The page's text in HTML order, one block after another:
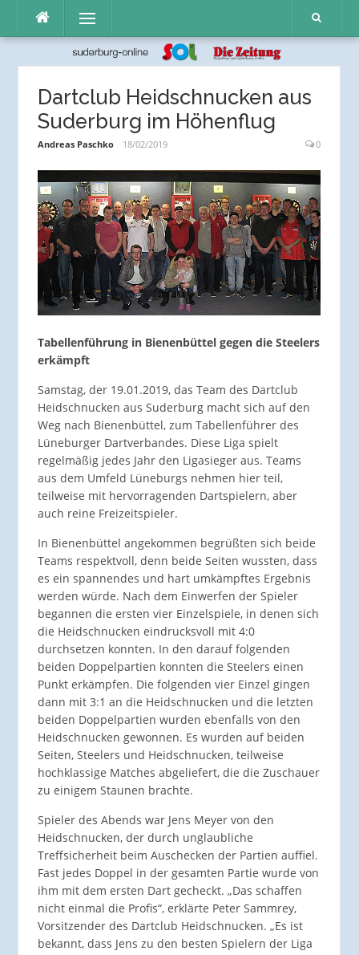
Inhalt
Menü
Dartclub Heidschnucken aus
Suderburg im Höhenflug
Andreas Paschko 18/02/2019 0
Tabellenführung in Bienenbüttel gegen die Steelers
erkämpft
Samstag, der 19.01.2019, das Team des Dartclub
Heidschnucken aus Suderburg macht sich auf den
Weg nach Bienenbüttel, zum Tabellenführer des
Lüneburger Dartverbandes. Diese Liga spielt
regelmäßig jedes Jahr den Ligasieger aus. Teams
aus dem Umfeld Lüneburgs nehmen hier teil,
teilweise mit hervorragenden Dartspielern, aber
auch reine Freizeitspieler.
In Bienenbüttel angekommen begrüßten sich beide
Teams respektvoll, denn beide Seiten wussten, dass
es ein spannendes und hart umkämpftes Ergebnis
werden würde. Nach dem Einwerfen der Spieler
begannen die ersten vier Einzelspiele, in denen sich
die Heidschnucken eindrucksvoll mit 4:0
durchsetzen konnten. In den darauf folgenden
beiden Doppelpartien konnten die Steelers einen
Punkt erkämpfen. Die folgenden vier Einzel gingen
dann mit 3:1 an die Heidschnucken und die letzten
beiden Doppelpartien wurden ebenfalls von den
Heidschnucken gewonnen. Es wurden auf beiden
Seiten, Steelers und Heidschnucken, teilweise
hochklassige Matches abgeliefert, die die Zuschauer
zu einigem Staunen brachte.
Spieler des Abends war Jens Meyer von den
Heidschnucken, der durch unglaubliche
Treffsicherheit beim Auschecken der Partien auffiel.
Fast jedes Doppel in der gesamten Partie wurde von
ihm mit dem ersten Dart gecheckt. „Das schaffen
nicht einmal die Profis“, erklärte Peter Sammrey,
Vorsitzender des Dartclub Heidschnucken. „Es ist
bekannt, dass Jens zu den besten Spielern der Liga